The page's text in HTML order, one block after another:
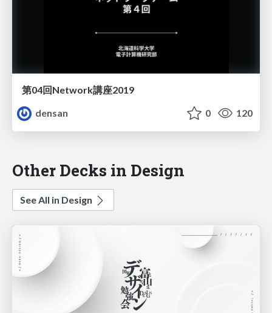
第04回Network講座2019
densan
0 120
Other Decks in Design
See All in Design